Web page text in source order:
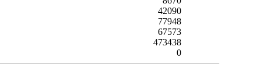
42090
77948
67573
473438
0